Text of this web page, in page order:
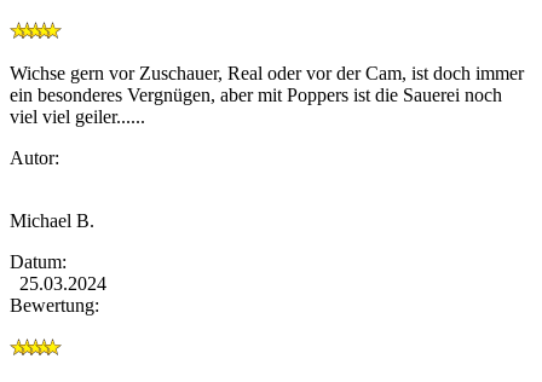
Wichse gern vor Zuschauer, Real oder vor der Cam, ist doch immer
ein besonderes Vergnügen, aber mit Poppers ist die Sauerei noch
viel viel geiler......
Autor:
Michael B.
Datum:
25.03.2024
Bewertung: